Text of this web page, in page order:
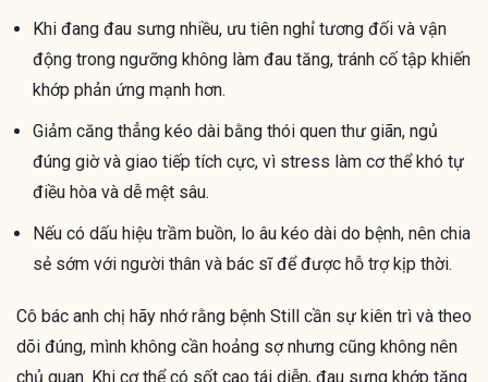
Khi đang đau sưng nhiều, ưu tiên nghỉ tương đối và vận
động trong ngưỡng không làm đau tăng, tránh cố tập khiến
khớp phản ứng mạnh hơn.
Giảm căng thẳng kéo dài bằng thói quen thư giãn, ngủ
đúng giờ và giao tiếp tích cực, vì stress làm cơ thể khó tự
điều hòa và dễ mệt sâu.
Nếu có dấu hiệu trầm buồn, lo âu kéo dài do bệnh, nên chia
sẻ sớm với người thân và bác sĩ để được hỗ trợ kịp thời.
Cô bác anh chị hãy nhớ rằng bệnh Still cần sự kiên trì và theo
dõi đúng, mình không cần hoảng sợ nhưng cũng không nên
chủ quan. Khi cơ thể có sốt cao tái diễn, đau sưng khớp tăng